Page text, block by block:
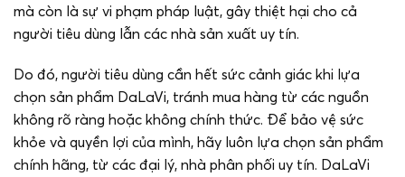
mà còn là sự vi phạm pháp luật, gây thiệt hại cho cả
người tiêu dùng lẫn các nhà sản xuất uy tín.
Do đó, người tiêu dùng cần hết sức cảnh giác khi lựa
chọn sản phẩm DaLaVi, tránh mua hàng từ các nguồn
không rõ ràng hoặc không chính thức. Để bảo vệ sức
khỏe và quyền lợi của mình, hãy luôn lựa chọn sản phẩm
chính hãng, từ các đại lý, nhà phân phối uy tín. DaLaVi